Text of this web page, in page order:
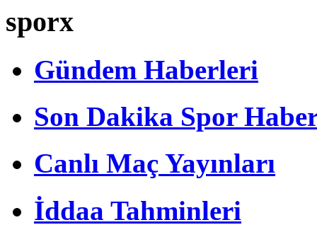
sporx
Gündem Haberleri
Son Dakika Spor
Canlı Maç Yayınları
İddaa Tahminleri